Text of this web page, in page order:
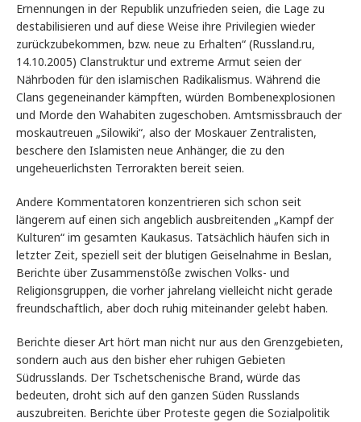
Ernennungen in der Republik unzufrieden seien, die Lage zu
destabilisieren und auf diese Weise ihre Privilegien wieder
zurückzubekommen, bzw. neue zu Erhalten“ (Russland.ru,
14.10.2005) Clanstruktur und extreme Armut seien der
Nährboden für den islamischen Radikalismus. Während die
Clans gegeneinander kämpften, würden Bombenexplosionen
und Morde den Wahabiten zugeschoben. Amtsmissbrauch der
moskautreuen „Silowiki“, also der Moskauer Zentralisten,
beschere den Islamisten neue Anhänger, die zu den
ungeheuerlichsten Terrorakten bereit seien.
Andere Kommentatoren konzentrieren sich schon seit
längerem auf einen sich angeblich ausbreitenden „Kampf der
Kulturen“ im gesamten Kaukasus. Tatsächlich häufen sich in
letzter Zeit, speziell seit der blutigen Geiselnahme in Beslan,
Berichte über Zusammenstöße zwischen Volks- und
Religionsgruppen, die vorher jahrelang vielleicht nicht gerade
freundschaftlich, aber doch ruhig miteinander gelebt haben.
Berichte dieser Art hört man nicht nur aus den Grenzgebieten,
sondern auch aus den bisher eher ruhigen Gebieten
Südrusslands. Der Tschetschenische Brand, würde das
bedeuten, droht sich auf den ganzen Süden Russlands
auszubreiten. Berichte über Proteste gegen die Sozialpolitik